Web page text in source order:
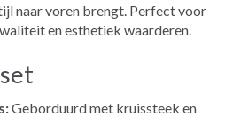
naar voren brengt. Perfect voor
en esthetiek waarderen.
Geborduurd met kruissteek en